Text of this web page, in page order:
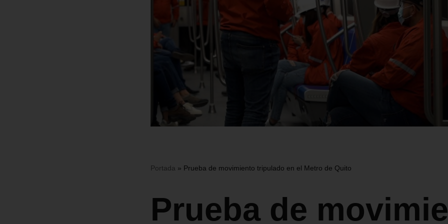
Portada » Prueba de movimiento tripulado en el Metro de Quito
Prueba de